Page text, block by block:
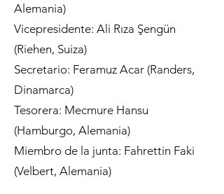
Alemania)
Vicepresidente: Ali Rıza Şengün
(Riehen, Suiza)
Secretario: Feramuz Acar (Randers,
Dinamarca)
Tesorera: Mecmure Hansu
(Hamburgo, Alemania)
Miembro de la junta: Fahrettin Faki
(Velbert, Alemania)